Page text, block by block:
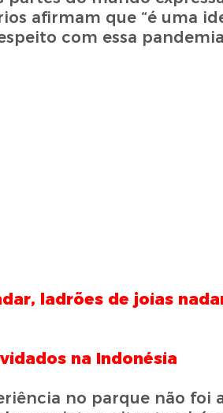
afirmam que “é uma
com essa
ladrões de joias
na Indonésia
no parque não foi